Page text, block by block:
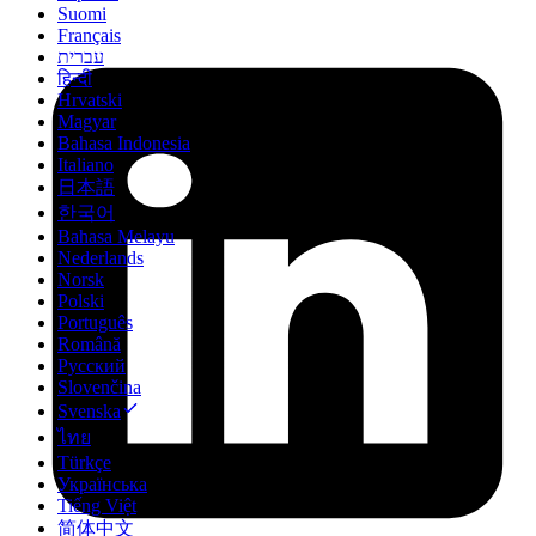
Suomi
Français
עברית
हिन्दी
Hrvatski
Magyar
Bahasa Indonesia
Italiano
日本語
한국어
Bahasa Melayu
Nederlands
Norsk
Polski
Português
Română
Русский
Slovenčina
Svenska
ไทย
Türkçe
Українська
Tiếng Việt
简体中文